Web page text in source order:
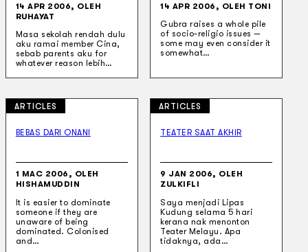
14 APR 2006, OLEH
RUHAYAT
Masa sekolah rendah dulu
aku ramai member Cina,
sebab parents aku for
whatever reason lebih…
14 APR 2006, OLEH TONI
Gubra raises a whole pile
of socio-religio issues —
some may even consider it
somewhat…
ARTICLES
BEBAS DARI ONANI
1 MAC 2006, OLEH
HISHAMUDDIN
It is easier to dominate
someone if they are
unaware of being
dominated. Colonised
and…
ARTICLES
TEATER SAAT AKHIR
9 JAN 2006, OLEH
ZULKIFLI
Saya menjadi Lipas
Kudung selama 5 hari
kerana nak menonton
Teater Melayu. Apa
tidaknya, ada…